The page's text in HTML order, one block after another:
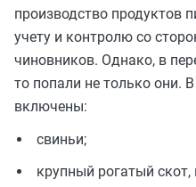
производство продуктов
учету и контролю со
чиновников. Однако, в
то попали не только они. В
включены:
свиньи;
крупный рогатый скот,